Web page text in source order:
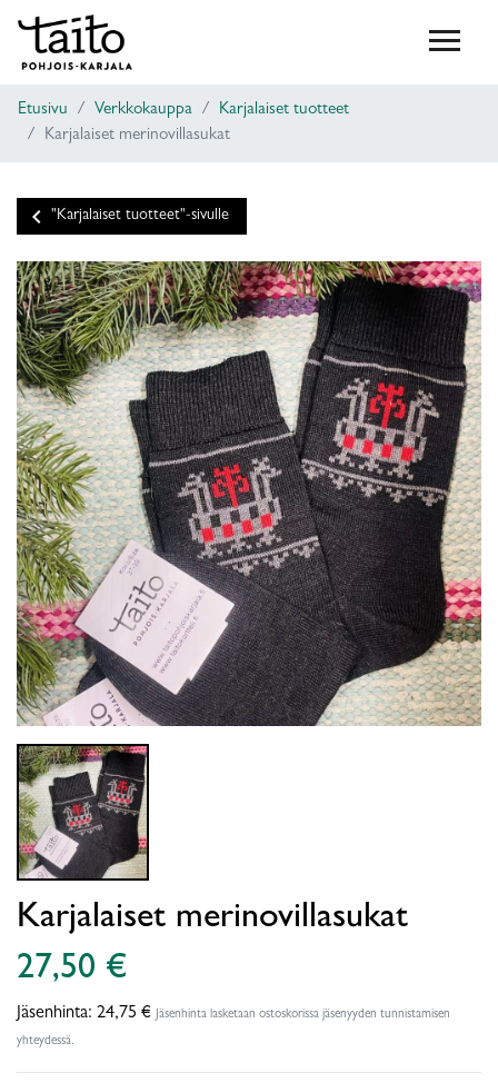
Etusivu Verkkokauppa
Karjalaiset tuotteet
Karjalaiset merinovillasukat
keyboard_arrow_left "Karjalaiset tuotteet"-sivulle
Karjalaiset merinovillasukat
27,50 €
Jäsenhinta: 24,75 € Jäsenhinta lasketaan ostoskorissa jäsenyyden tunnistamisen
yhteydessä.